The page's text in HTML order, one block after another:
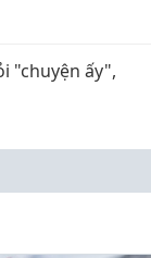
"chuyện ấy",